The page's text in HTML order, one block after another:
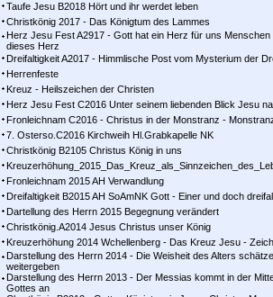
Taufe Jesu B2018 Hört und ihr werdet leben
Christkönig 2017 - Das Königtum des Lammes
Herz Jesu Fest A2917 - Gott hat ein Herz für uns
dieses Herz
Dreifaltigkeit A2017 - Himmlische Post vom Mysterium der
Herrenfeste
Kreuz - Heilszeichen der Christen
Herz Jesu Fest C2016 Unter seinem liebenden Blick Jesu
Fronleichnam C2016 - Christus in der Monstranz -
7. Osterso.C2016 Kirchweih Hl.Grabkapelle NK
Christkönig B2105 Christus König in uns
Fronleichnam 2015 AH Verwandlung
Dreifaltigkeit B2015 AH SoAmNK Gott - Einer und doch
Dartellung des Herrn 2015 Begegnung verändert
Christkönig.A2014 Jesus Christus unser König
Kreuzerhöhung 2014 Wchellenberg - Das Kreuz Jesu -
Darstellung des Herrn 2014 - Die Weisheit des Alters
weitergeben
Darstellung des Herrn 2013 - Der Messias kommt in der
Gottes an